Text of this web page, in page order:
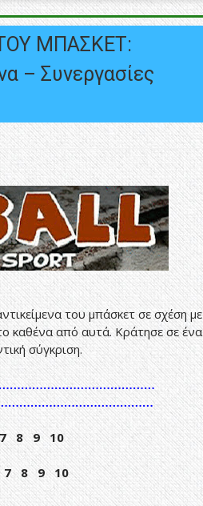
ΜΠΑΣΚΕΤ:
– Συνεργασίες
του μπάσκετ σε σχέση με
καθένα από αυτά. Κράτησε σε ένα
σύγκριση.
7 8 9 10
7 8 9 10